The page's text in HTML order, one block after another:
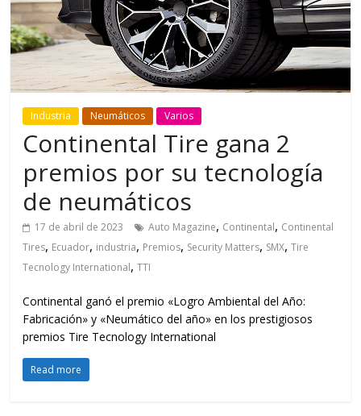
Industria Neumáticos Varios
Continental Tire gana 2
premios por su tecnología
de neumáticos
17 de abril de 2023 Auto Magazine, Continental, Continental
Tires, Ecuador, industria, Premios, Security Matters, SMX,Tire
Tecnology International,TTI
Continental ganó el premio «Logro Ambiental del Año:
Fabricación» y «Neumático del año» en los prestigiosos
premios Tire Tecnology International
Read more